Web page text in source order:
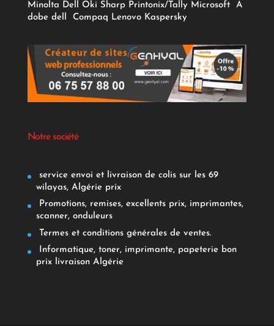
Minolta Dell Oki Sharp Printonix/Tally Microsoft
A
dobe dell Compaq Lenovo Kaspersky
Notre société
service envoi et livraison de colis sur les 69
wilayas, Algérie prix
Promotions, remises, excellents prix, imprimantes,
scanner, onduleurs
Termes et conditions générales de ventes.
Informatique, toner, imprimante, papeterie bon
prix livraison Algérie